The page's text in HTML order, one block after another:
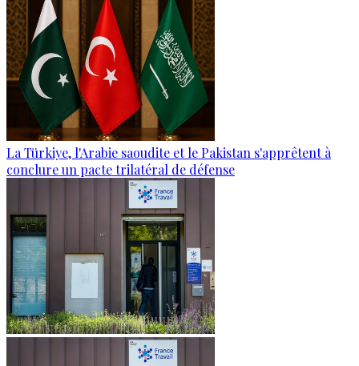
La Türkiye, l'Arabie saoudite et le Pakistan s'apprêtent à
conclure un pacte trilatéral de défense